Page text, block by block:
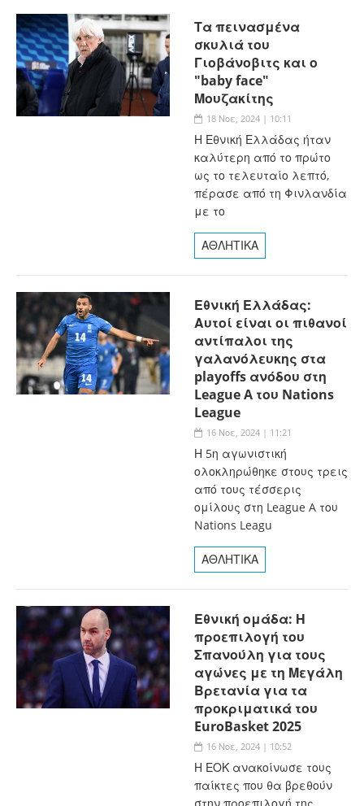
Τα πεινασμένα
σκυλιά του
Γιοβάνοβιτς και ο
"baby face"
Μουζακίτης
18 Νοε, 2024 | 10:11
Η Εθνική Ελλάδας ήταν
καλύτερη από το πρώτο
ως το τελευταίο λεπτό,
πέρασε από τη Φινλανδία
με το
ΑΘΛΗΤΙΚΑ
Εθνική Ελλάδας:
Αυτοί είναι οι πιθανοί
αντίπαλοι της
γαλανόλευκης στα
playoffs ανόδου στη
League A του Nations
League
16 Νοε, 2024 | 11:21
Η 5η αγωνιστική
ολοκληρώθηκε στους τρεις
από τους τέσσερις
ομίλους στη League A του
Nations Leagu
ΑΘΛΗΤΙΚΑ
Εθνική ομάδα: Η
προεπιλογή του
Σπανούλη για τους
αγώνες με τη Μεγάλη
Βρετανία για τα
προκριματικά του
EuroBasket 2025
16 Νοε, 2024 | 10:52
Η ΕΟΚ ανακοίνωσε τους
παίκτες που θα βρεθούν